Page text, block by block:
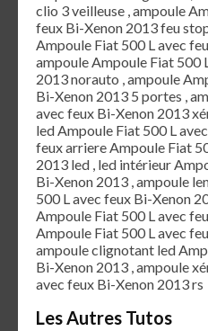
clio 3 veilleuse , ampoule
feux Bi-Xenon 2013 feu
Ampoule Fiat 500 L avec
ampoule Ampoule Fiat 500
2013 norauto , ampoule
Bi-Xenon 2013 5 portes ,
avec feux Bi-Xenon 2013
led Ampoule Fiat 500 L
feux arriere Ampoule Fiat
2013 led , led intérieur
Bi-Xenon 2013 , ampoule
500 L avec feux Bi-Xenon
Ampoule Fiat 500 L avec
Ampoule Fiat 500 L avec
ampoule clignotant led
Bi-Xenon 2013 , ampoule
avec feux Bi-Xenon 2013 rs
Les Autres Tutos